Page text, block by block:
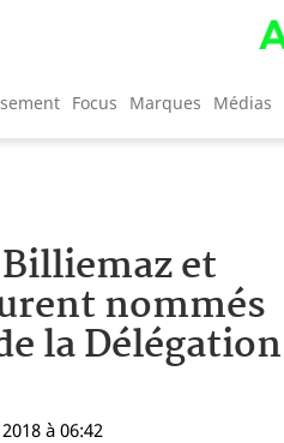
Focus Marques Médias
et
nommés
la Délégation
à 06:42